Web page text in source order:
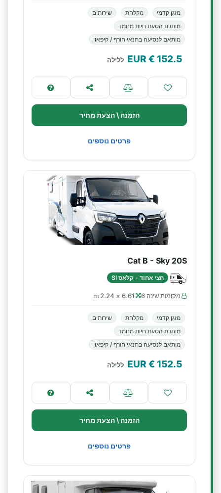
מזגן קדמי מקלחת
שירותים
מותרת הסעת חיות מחמד
מותאם לנסיעה בתנאי חורף / קיפאון
152.5
€ EUR ללילה
הזמנה \ הצעת מחיר
פרטים נוספים
Cat B - Sky 20S
חצי אחוד - קלאס SI
מקומות שינה 6 6.61 × 2.24 m
מזגן קדמי מקלחת
שירותים
מותרת הסעת חיות מחמד
מותאם לנסיעה בתנאי חורף / קיפאון
152.5
€ EUR ללילה
הזמנה \ הצעת מחיר
פרטים נוספים